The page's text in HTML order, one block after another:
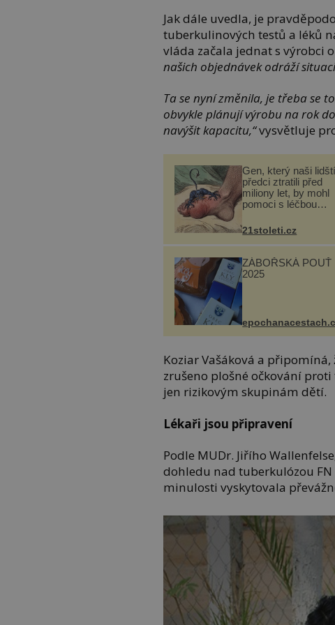
Jak dále uvedla, je
tuberkulinových testů a léků
vláda začala jednat s výrobci
našich objednávek odráží situaci
Ta se nyní změnila, je třeba se
obvykle plánují výrobu na rok
navýšit kapacitu,“vysvětluje
Gen, který naši lidští
předci ztratili před
miliony let, by mohl
pomoci s léčbou
21stoleti.cz
ZÁBOŘSKÁ POUŤ
2025
Koziar Vašáková a
zrušeno plošné očkování
jen rizikovým skupinám dětí.
Lékaři jsou připravení
Podle MUDr. Jiřího
dohledu nad tuberkulózou FN
minulosti vyskytovala